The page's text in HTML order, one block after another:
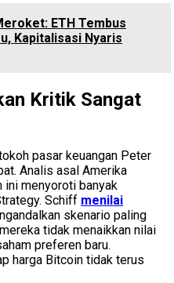
ETH Tembus
Kapitalisasi Nyaris
Kritik Sangat
pasar keuangan Peter
Analis asal Amerika
ini menyoroti banyak
Schiff menilai
skenario paling
tidak menaikkan nilai
preferen baru.
harga Bitcoin tidak terus